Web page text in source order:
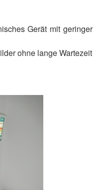
Gerät mit geringer
ohne lange Wartezeit